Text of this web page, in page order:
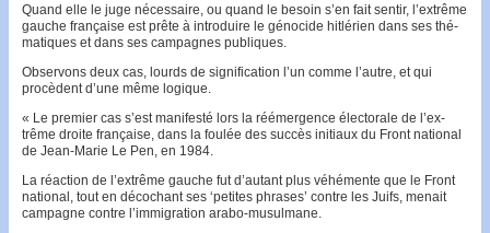
Quand elle le juge nécessaire, ou quand le besoin s’en fait sentir, l’extrême
gauche française est prête à introduire le génocide hitlérien dans ses thé­
matiques et dans ses campagnes publiques.
Observons deux cas, lourds de si­gni­fication l’un comme l’autre, et qui
procèdent d’une même logi­que.
« Le premier cas s’est manifesté lors la réémergence élec­torale de l’ex­
trême droite française, dans la foulée des suc­cès initiaux du Front national
de Jean-Marie Le Pen, en 1984.
La réaction de l’extrême gauche fut d’autant plus vé­hé­­mente que le Front
national, tout en déco­chant ses ‘pe­tites phrases’ contre les Juifs, menait
cam­pagne contre l’im­migration arabo-musulmane.